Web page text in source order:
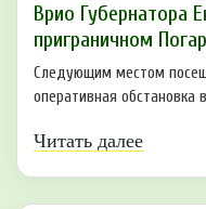
Врио Губернатора
приграничном
Следующим местом
оперативная обстановка
Читать далее